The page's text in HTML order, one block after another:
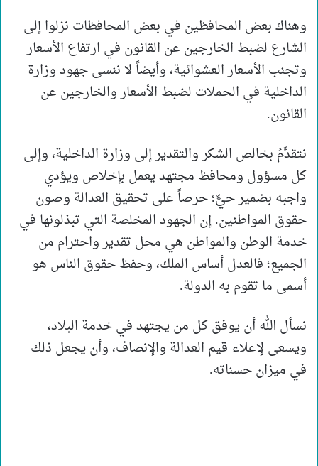
وهناك بعض المحافظين في بعض المحافظات نزلوا إلى
الشارع لضبط الخارجين عن القانون في ارتفاع الأسعار
وتجنب الأسعار العشوائية، وأيضاً لا ننسى جهود وزارة
الداخلية في الحملات لضبط الأسعار والخارجين عن
القانون.
نتقدَّمُ بخالص الشكر والتقدير إلى وزارة الداخلية، وإلى
كل مسؤول ومحافظ مجتهد يعمل بإخلاص ويؤدي
واجبه بضمير حيٍّ؛ حرصاً على تحقيق العدالة وصون
حقوق المواطنين. إن الجهود المخلصة التي تبذلونها في
خدمة الوطن والمواطن هي محل تقدير واحترام من
الجميع؛ فالعدل أساس الملك، وحفظ حقوق الناس هو
أسمى ما تقوم به الدولة.
نسأل الله أن يوفق كل من يجتهد في خدمة البلاد،
ويسعى لإعلاء قيم العدالة والإنصاف، وأن يجعل ذلك
في ميزان حسناته.